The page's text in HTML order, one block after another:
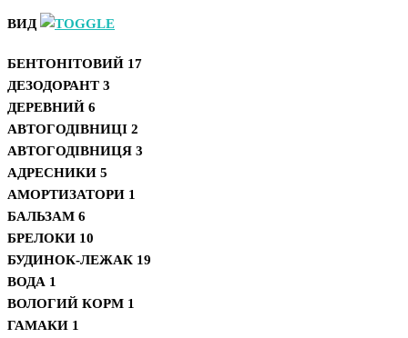
ВИД
БЕНТОНІТОВИЙ 17
ДЕЗОДОРАНТ 3
ДЕРЕВНИЙ 6
АВТОГОДІВНИЦІ 2
АВТОГОДІВНИЦЯ 3
АДРЕСНИКИ 5
АМОРТИЗАТОРИ 1
БАЛЬЗАМ 6
БРЕЛОКИ 10
БУДИНОК-ЛЕЖАК 19
ВОДА 1
ВОЛОГИЙ КОРМ 1
ГАМАКИ 1